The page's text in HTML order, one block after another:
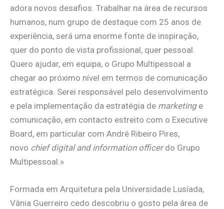
adora novos desafios. Trabalhar na área de recursos
humanos, num grupo de destaque com 25 anos de
experiência, será uma enorme fonte de inspiração,
quer do ponto de vista profissional, quer pessoal.
Quero ajudar, em equipa, o Grupo Multipessoal a
chegar ao próximo nível em termos de comunicação
estratégica. Serei responsável pelo desenvolvimento
e pela implementação da estratégia de marketinge
comunicação, em contacto estreito com o Executive
Board, em particular com André Ribeiro Pires,
novo chief digital and information officerdo Grupo
Multipessoal.»
Formada em Arquitetura pela Universidade Lusíada,
Vânia Guerreiro cedo descobriu o gosto pela área de